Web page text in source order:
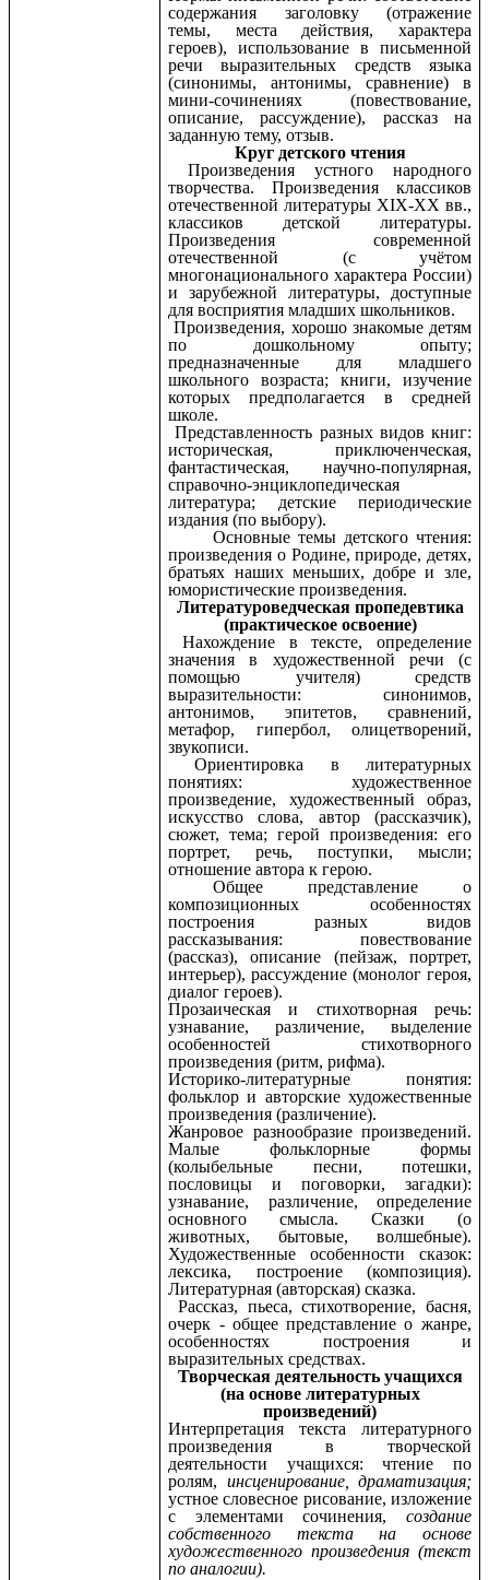
содержания заголовку (отражение
темы, места действия, характера
героев), использование в письменной
речи выразительных средств языка
(синонимы, антонимы, сравнение) в
мини-сочинениях (повествование,
описание, рассуждение), рассказ на
заданную тему, отзыв.
Круг детского чтения
Произведения устного народного
творчества. Произведения классиков
отечественной литературы XIX-XX вв.,
классиков детской литературы.
Произведения современной
отечественной (с учётом
многонационального характера России)
и зарубежной литературы, доступные
для восприятия младших школьников.
Произведения, хорошо знакомые детям
по дошкольному опыту;
предназначенные для младшего
школьного возраста; книги, изучение
которых предполагается в средней
школе.
Представленность разных видов книг:
историческая, приключенческая,
фантастическая, научно-популярная,
справочно-энциклопедическая
литература; детские периодические
издания (по выбору).
Основные темы детского чтения:
произведения о Родине, природе, детях,
братьях наших меньших, добре и зле,
юмористические произведения.
Литературоведческая пропедевтика
(практическое освоение)
Нахождение в тексте, определение
значения в художественной речи (с
помощью учителя) средств
выразительности: синонимов,
антонимов, эпитетов, сравнений,
метафор, гипербол, олицетворений,
звукописи.
Ориентировка в литературных
понятиях: художественное
произведение, художественный образ,
искусство слова, автор (рассказчик),
сюжет, тема; герой произведения: его
портрет, речь, поступки, мысли;
отношение автора к герою.
Общее представление о
композиционных особенностях
построения разных видов
рассказывания: повествование
(рассказ), описание (пейзаж, портрет,
интерьер), рассуждение (монолог героя,
диалог героев).
Прозаическая и стихотворная речь:
узнавание, различение, выделение
особенностей стихотворного
произведения (ритм, рифма).
Историко-литературные понятия:
фольклор и авторские художественные
произведения (различение).
Жанровое разнообразие произведений.
Малые фольклорные формы
(колыбельные песни, потешки,
пословицы и поговорки, загадки):
узнавание, различение, определение
основного смысла. Сказки (о
животных, бытовые, волшебные).
Художественные особенности сказок:
лексика, построение (композиция).
Литературная (авторская) сказка.
Рассказ, пьеса, стихотворение, басня,
очерк - общее представление о жанре,
особенностях построения и
выразительных средствах.
Творческая деятельность учащихся
(на основе литературных
произведений)
Интерпретация текста литературного
произведения в творческой
деятельности учащихся: чтение по
ролям, инсценирование, драматизация;
устное словесное рисование, изложение
с элементами сочинения, создание
собственного текста на основе
художественного произведения (текст
по аналогии).